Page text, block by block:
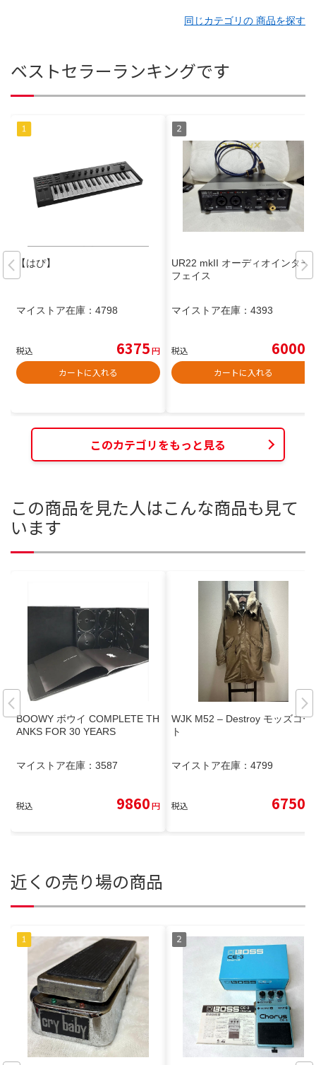
同じカテゴリの 商品を探す
ベストセラーランキングです
【はぴ】
マイストア在庫： 4798
税込 6375円
カートに入れる
UR22 mkII オーディオインター
フェイス
マイストア在庫： 4393
税込 6000
カートに入れる
このカテゴリをもっと見る
この商品を見た人はこんな商品も見て
います
BOOWY ボウイ COMPLETE TH
ANKS FOR 30 YEARS
マイストア在庫： 3587
税込 9860円
WJK M52 – Destroy モッズコー
ト
マイストア在庫： 4799
税込 6750
近くの売り場の商品